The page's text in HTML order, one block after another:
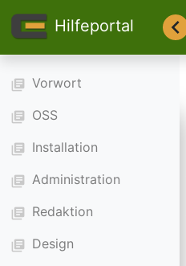
Hilfeportal
library_books Vorwort
library_books OSS
library_books Installation
library_books Administration
library_books Redaktion
library_books Design